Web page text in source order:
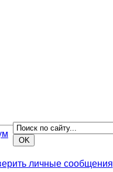
личные сообщения